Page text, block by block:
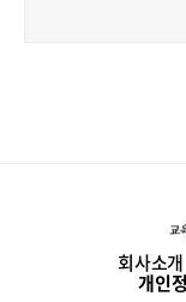
회사소개
개인